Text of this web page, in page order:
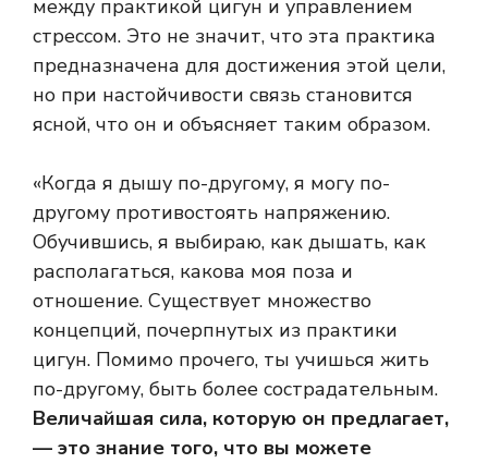
между практикой цигун и управлением
стрессом. Это не значит, что эта практика
предназначена для достижения этой цели,
но при настойчивости связь становится
ясной, что он и объясняет таким образом.
«Когда я дышу по-другому, я могу по-
другому противостоять напряжению.
Обучившись, я выбираю, как дышать, как
располагаться, какова моя поза и
отношение. Существует множество
концепций, почерпнутых из практики
цигун. Помимо прочего, ты учишься жить
по-другому, быть более сострадательным.
Величайшая сила, которую он предлагает,
— это знание того, что вы можете